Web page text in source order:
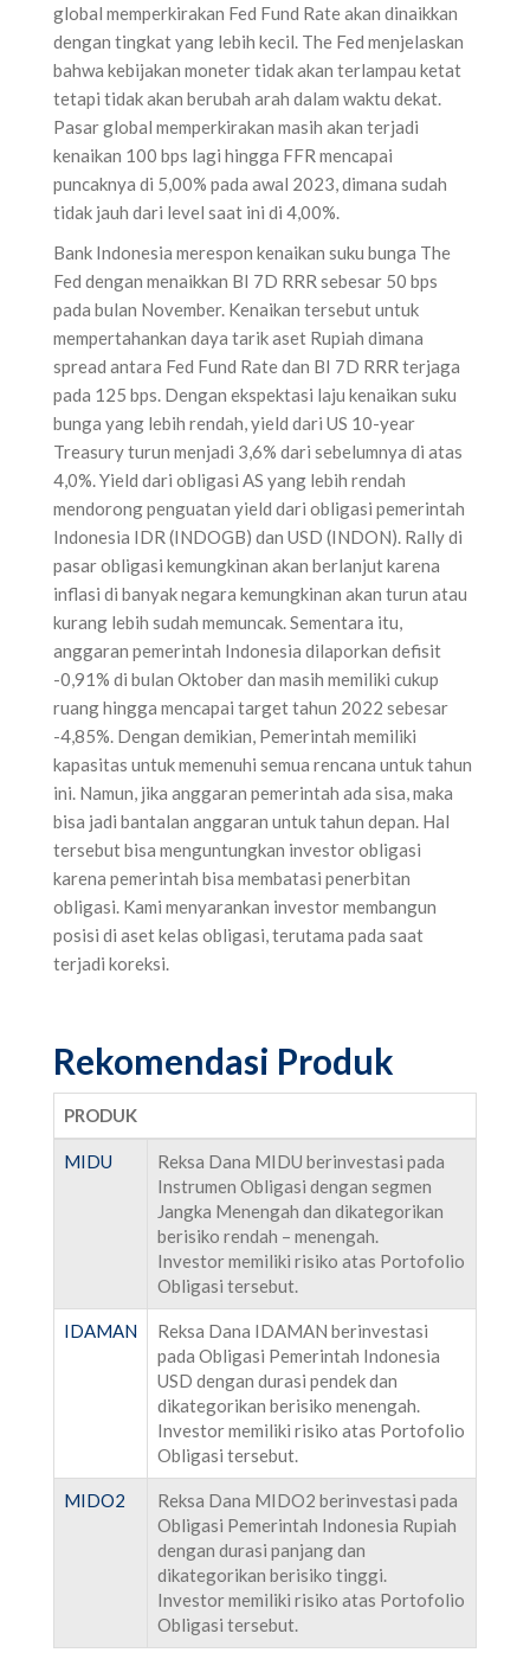
global memperkirakan Fed Fund Rate akan dinaikkan
dengan tingkat yang lebih kecil. The Fed menjelaskan
bahwa kebijakan moneter tidak akan terlampau ketat
tetapi tidak akan berubah arah dalam waktu dekat.
Pasar global memperkirakan masih akan terjadi
kenaikan 100 bps lagi hingga FFR mencapai
puncaknya di 5,00% pada awal 2023, dimana sudah
tidak jauh dari level saat ini di 4,00%.
Bank Indonesia merespon kenaikan suku bunga The
Fed dengan menaikkan BI 7D RRR sebesar 50 bps
pada bulan November. Kenaikan tersebut untuk
mempertahankan daya tarik aset Rupiah dimana
spread antara Fed Fund Rate dan BI 7D RRR terjaga
pada 125 bps. Dengan ekspektasi laju kenaikan suku
bunga yang lebih rendah, yield dari US 10-year
Treasury turun menjadi 3,6% dari sebelumnya di atas
4,0%. Yield dari obligasi AS yang lebih rendah
mendorong penguatan yield dari obligasi pemerintah
Indonesia IDR (INDOGB) dan USD (INDON). Rally di
pasar obligasi kemungkinan akan berlanjut karena
inflasi di banyak negara kemungkinan akan turun atau
kurang lebih sudah memuncak. Sementara itu,
anggaran pemerintah Indonesia dilaporkan defisit
-0,91% di bulan Oktober dan masih memiliki cukup
ruang hingga mencapai target tahun 2022 sebesar
-4,85%. Dengan demikian, Pemerintah memiliki
kapasitas untuk memenuhi semua rencana untuk tahun
ini. Namun, jika anggaran pemerintah ada sisa, maka
bisa jadi bantalan anggaran untuk tahun depan. Hal
tersebut bisa menguntungkan investor obligasi
karena pemerintah bisa membatasi penerbitan
obligasi. Kami menyarankan investor membangun
posisi di aset kelas obligasi, terutama pada saat
terjadi koreksi.
Rekomendasi Produk
PRODUK
MIDU
Reksa Dana MIDU berinvestasi pada
Instrumen Obligasi dengan segmen
Jangka Menengah dan dikategorikan
berisiko rendah – menengah.
Investor memiliki risiko atas Portofolio
Obligasi tersebut.
IDAMAN
Reksa Dana IDAMAN berinvestasi
pada Obligasi Pemerintah Indonesia
USD dengan durasi pendek dan
dikategorikan berisiko menengah.
Investor memiliki risiko atas Portofolio
Obligasi tersebut.
MIDO2
Reksa Dana MIDO2 berinvestasi pada
Obligasi Pemerintah Indonesia Rupiah
dengan durasi panjang dan
dikategorikan berisiko tinggi.
Investor memiliki risiko atas Portofolio
Obligasi tersebut.